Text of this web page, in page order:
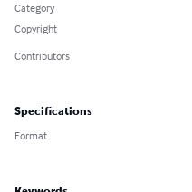
Category
Copyright
Contributors
Specifications
Format